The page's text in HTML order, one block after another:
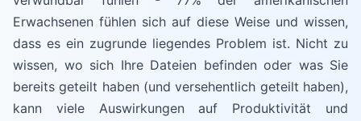
Erwachsenen fühlen sich auf diese Weise und wissen,
dass es ein zugrunde liegendes Problem ist. Nicht zu
wissen, wo sich Ihre Dateien befinden oder was Sie
bereits geteilt haben (und versehentlich geteilt haben),
kann viele Auswirkungen auf Produktivität und